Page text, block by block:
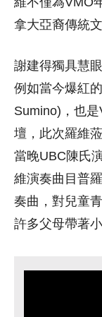
拿大亞裔傳統
謝建得獨具慧
例如當今爆紅
Sumino)，也
壇，此次羅維
當晚UBC陳氏
維演奏曲目普
奏曲，對兒童
許多父母帶著